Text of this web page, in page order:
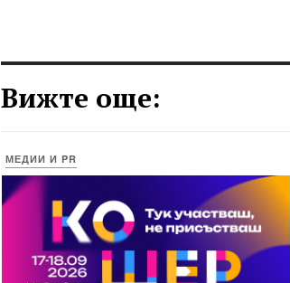
Вижте още:
МЕДИИ И PR